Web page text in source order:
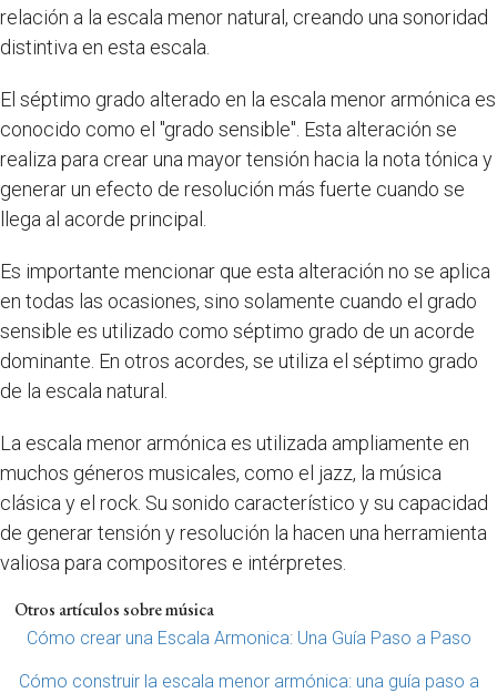
relación a la escala menor natural, creando una sonoridad
distintiva en esta escala.
El séptimo grado alterado en la escala menor armónica es
conocido como el "grado sensible". Esta alteración se
realiza para crear una mayor tensión hacia la nota tónica y
generar un efecto de resolución más fuerte cuando se
llega al acorde principal.
Es importante mencionar que esta alteración no se aplica
en todas las ocasiones, sino solamente cuando el grado
sensible es utilizado como séptimo grado de un acorde
dominante. En otros acordes, se utiliza el séptimo grado
de la escala natural.
La escala menor armónica es utilizada ampliamente en
muchos géneros musicales, como el jazz, la música
clásica y el rock. Su sonido característico y su capacidad
de generar tensión y resolución la hacen una herramienta
valiosa para compositores e intérpretes.
Otros artículos sobre música
Cómo crear una Escala Armonica: Una Guía Paso a Paso
Cómo construir la escala menor armónica: una guía paso a